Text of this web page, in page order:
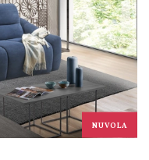
NUVOLA